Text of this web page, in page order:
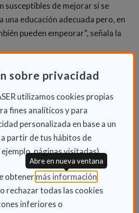
sobre privacidad
utilizamos cookies propias
fines analíticos y para
personalizada en base a un
partir de tus hábitos de
páginas visitadas).
obtener más información
rechazar todas las cookies
inferiores o
Abre en nueva ventana
susceptibles de mejorar si se
una educación adecuada pero, en
pueden empeorar”, señala la
de diversos fármacos no
sintomático de la migraña,
la aparición de nuevas
la migraña es una enfermedad de
realizar de forma frecuente
y no todos los tratamientos
adecuada o son bien tolerados en
Y, en general, el tratamiento
esté infrautilizado y la